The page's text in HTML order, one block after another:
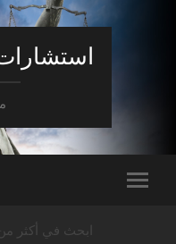
استشارات
ابحث في أكثر من 50 مليون معلومة قانونية